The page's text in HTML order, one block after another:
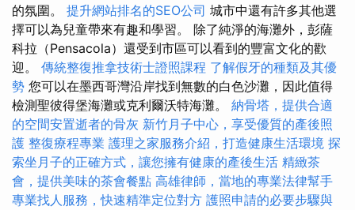
的氛圍。 提升網站排名的SEO公司 城市中還有許多其他選
擇可以為兒童帶來有趣和學習。 除了純淨的海灘外，彭薩
科拉（Pensacola）還受到市區可以看到的豐富文化的歡
迎。 傳統整復推拿技術士證照課程 了解假牙的種類及其優
勢 您可以在墨西哥灣沿岸找到無數的白色沙灘，因此值得
檢測聖彼得堡海灘或克利爾沃特海灘。 納骨塔，提供合適
的空間安置逝者的骨灰 新竹月子中心，享受優質的產後照
護 整復療程專業 護理之家服務介紹，打造健康生活環境 探
索坐月子的正確方式，讓您擁有健康的產後生活 精緻茶
會，提供美味的茶會餐點 高雄律師，當地的專業法律幫手
專業找人服務，快速精準定位對方 護照申請的必要步驟與